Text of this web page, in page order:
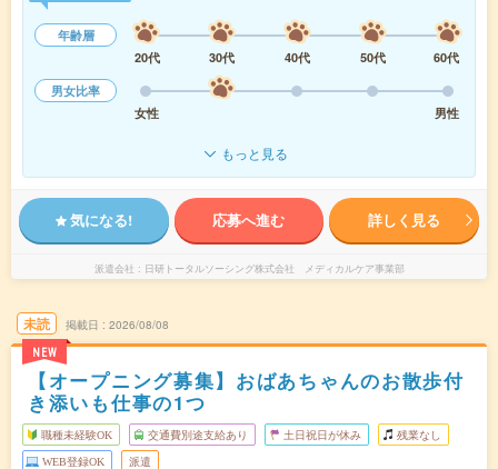
年齢層
20代
30代 40代 50代
60代
男女比率
女性
男性
もっと見る
気になる! 応募へ進む 詳しく見る
派遣会社 日研トータルソーシング株式会社 メディカルケア事業部
未読
NEW
掲載日 2026/08/08
【オープニング募集】おばあちゃんのお散歩付
き添いも仕事の1つ
職種未経験OK 交通費別途支給あり 土日祝日が休み 残業なし
WEB登録OK 派遣